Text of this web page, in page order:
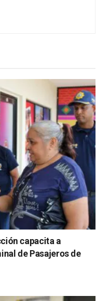
capacita a
de Pasajeros de